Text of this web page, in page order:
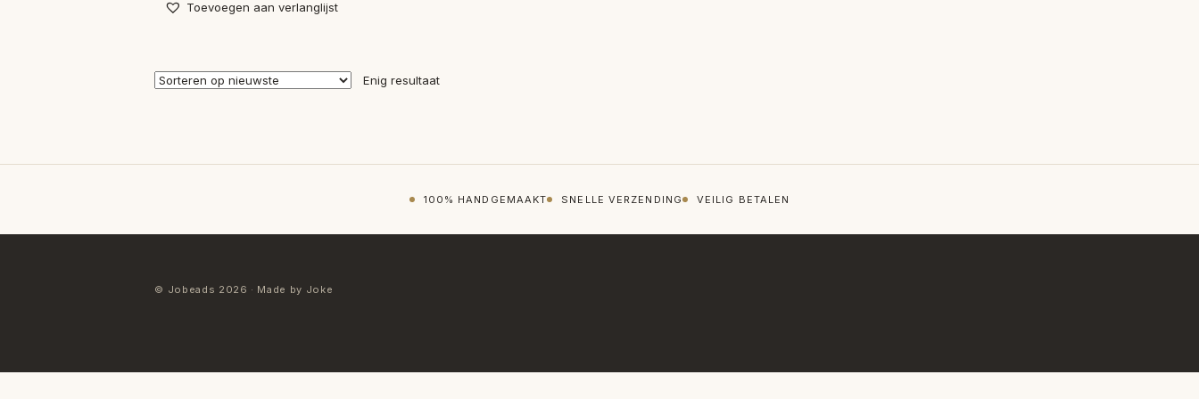
Toevoegen aan verlanglijst
Enig resultaat
100% HANDGEMAAKT SNELLE VERZENDING VEILIG BETALEN
© Jobeads 2026 · Made by Joke